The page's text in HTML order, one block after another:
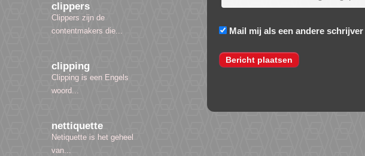
clippers
Clippers zijn de
contentmakers die...
clipping
Clipping is een Engels
woord...
nettiquette
Netiquette is het geheel
van...
Mail mij als een andere